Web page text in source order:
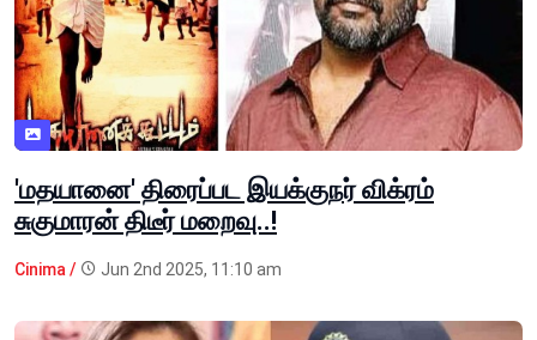
'மதயானை' திரைப்பட இயக்குநர் விக்ரம்
சுகுமாரன் திடீர் மறைவு..!
Cinima / Jun 2nd 2025, 11:10 am